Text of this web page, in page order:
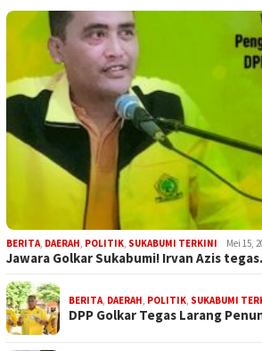
BERITA, DAERAH, POLITIK, SUKABUMI TERKINI Mei 15,
Jawara Golkar Sukabumi! Irvan Azis
BERITA, DAERAH, POLITIK, SUKABUMI
DPP Golkar Tegas Larang